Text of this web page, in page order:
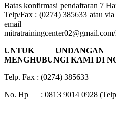
Batas konfirmasi pendaftaran 7
Telp/Fax : (0274) 385633 atau
UNTUK
MENGHUBUNGI KAMI DI
Telp. Fax : (0274) 385633
No. Hp : 0813 9014 0928